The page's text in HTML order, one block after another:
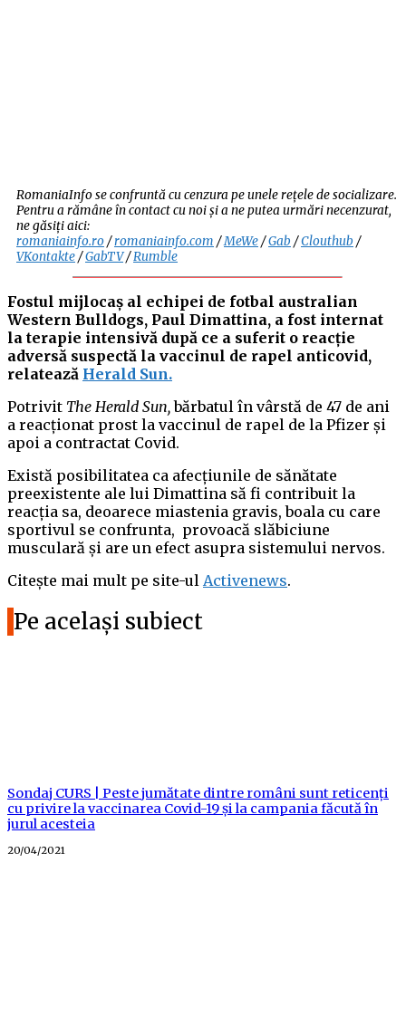
RomaniaInfo se confruntă cu cenzura pe unele rețele de socializare.
Pentru a rămâne în contact cu noi și a ne putea urmări necenzurat,
ne găsiți aici:
romaniainfo.ro/romaniainfo.com /MeWe/Gab /Clouthub /
VKontakte/GabTV/Rumble
Fostul mijlocaș al echipei de fotbal australian
Western Bulldogs, Paul Dimattina, a fost internat
la terapie intensivă după ce a suferit o reacție
adversă suspectă la vaccinul de rapel anticovid,
relatează Herald Sun.
Potrivit The Herald Sun,bărbatul în vârstă de 47 de ani
a reacționat prost la vaccinul de rapel de la Pfizer și
apoi a contractat Covid.
Există posibilitatea ca afecțiunile de sănătate
preexistente ale lui Dimattina să fi contribuit la
reacția sa, deoarece miastenia gravis, boala cu care
sportivul se confrunta, provoacă slăbiciune
musculară și are un efect asupra sistemului nervos.
Citește mai mult pe site-ul Activenews.
Pe același subiect
Sondaj CURS | Peste jumătate dintre români sunt reticenți
cu privire la vaccinarea Covid-19 și la campania făcută în
jurul acesteia
Posted
20/04/2021